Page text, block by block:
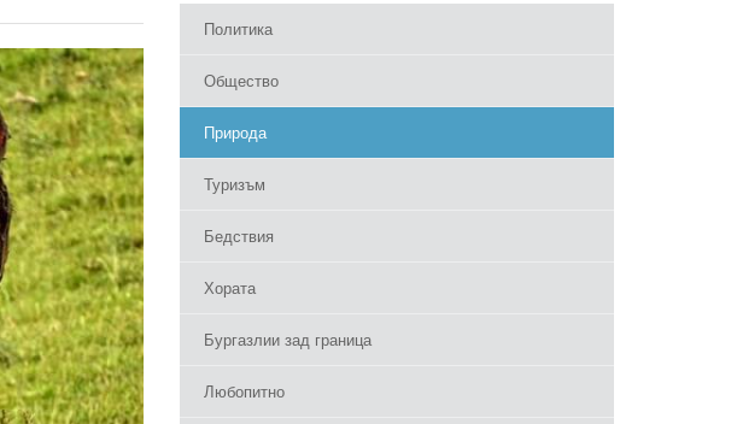
Политика
Общество
Природа
Туризъм
Бедствия
Хората
Бургазлии зад граница
Любопитно